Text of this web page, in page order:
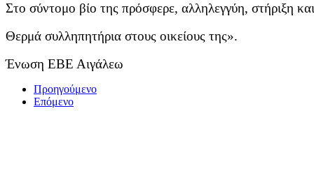
Στο σύντομο βίο της πρόσφερε, αλληλεγγύη, στήριξη
Θερμά συλληπητήρια στους οικείους της».
Ένωση ΕΒΕ Αιγάλεω
Προηγούμενο
Επόμενο